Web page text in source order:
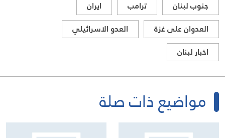
جنوب لبنان
ترامب
ايران
العدوان على غزة
العدو الاسرائيلي
اخبار لبنان
مواضيع ذات صلة